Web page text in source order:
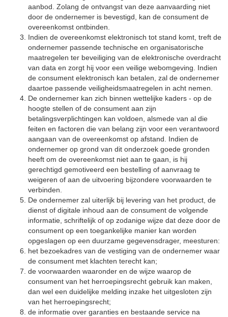
aanbod. Zolang de ontvangst van deze aanvaarding niet
door de ondernemer is bevestigd, kan de consument de
overeenkomst ontbinden.
Indien de overeenkomst elektronisch tot stand komt, treft de
ondernemer passende technische en organisatorische
maatregelen ter beveiliging van de elektronische overdracht
van data en zorgt hij voor een veilige webomgeving. Indien
de consument elektronisch kan betalen, zal de ondernemer
daartoe passende veiligheidsmaatregelen in acht nemen.
De ondernemer kan zich binnen wettelijke kaders - op de
hoogte stellen of de consument aan zijn
betalingsverplichtingen kan voldoen, alsmede van al die
feiten en factoren die van belang zijn voor een verantwoord
aangaan van de overeenkomst op afstand. Indien de
ondernemer op grond van dit onderzoek goede gronden
heeft om de overeenkomst niet aan te gaan, is hij
gerechtigd gemotiveerd een bestelling of aanvraag te
weigeren of aan de uitvoering bijzondere voorwaarden te
verbinden.
De ondernemer zal uiterlijk bij levering van het product, de
dienst of digitale inhoud aan de consument de volgende
informatie, schriftelijk of op zodanige wijze dat deze door de
consument op een toegankelijke manier kan worden
opgeslagen op een duurzame gegevensdrager, meesturen:
het bezoekadres van de vestiging van de ondernemer waar
de consument met klachten terecht kan;
de voorwaarden waaronder en de wijze waarop de
consument van het herroepingsrecht gebruik kan maken,
dan wel een duidelijke melding inzake het uitgesloten zijn
van het herroepingsrecht;
de informatie over garanties en bestaande service na